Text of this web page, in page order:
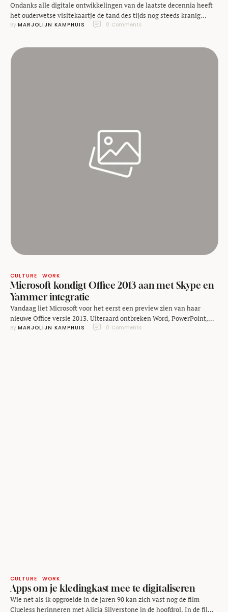
Ondanks alle digitale ontwikkelingen van de laatste decennia heeft
het ouderwetse visitekaartje de tand des tijds nog steeds kranig
doorstaan. Om de een of andere reden wisselen mensen nog steeds
bedrijf als Moo - producent van visitekaartjes - garen bij. Reden voor
het …
By MARJOLIJN KAMPHUIS 0 Comments
CULTURE WORK
Microsoft kondigt Office 2013 aan met Skype en
Yammer integratie
Vandaag liet Microsoft voor het eerst een preview zien van haar
nieuwe Office versie 2013. Uiteraard ontbreken Word, PowerPoint,
Excel en Outlook niet in het software pakket. Wel liet Microsoft CEO
By MARJOLIJN KAMPHUIS 0 Comments
CULTURE WORK
Apps om je kledingkast mee te digitaliseren
Wie net als ik opgroeide in de jaren 90 kan zich vast nog de film
Clueless herinneren met Alicia Silverstone in de hoofdrol. In de film